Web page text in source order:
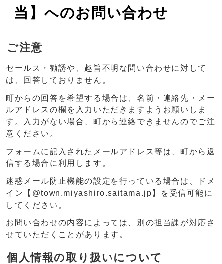
当】へのお問い合わせ
ご注意
セールス・勧誘や、趣旨不明な問い合わせに対して
は、回答しておりません。
町からの回答を希望する場合は、名前・連絡先・メー
ルアドレスの欄を入力いただきますようお願いしま
す。入力がない場合、町から連絡できませんのでご注
意ください。
フォームに記入されたメールアドレス等は、町から返
信する場合に利用します。
迷惑メール防止機能の設定を行っている場合は、ドメ
イン【@town.miyashiro.saitama.jp】を受信可能に
してください。
お問い合わせの内容によっては、別の担当課が対応さ
せていただくことがあります。
個人情報の取り扱いについて